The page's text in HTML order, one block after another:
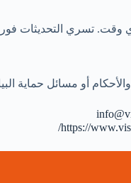
تسري التحديثات فور
أو مسائل حماية
https://